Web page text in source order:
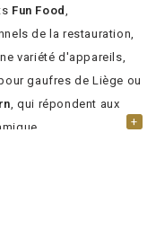
Fun Food ,
de la restauration,
variété d'appareils,
gaufres de Liège ou
, qui répondent aux
robustes et
+